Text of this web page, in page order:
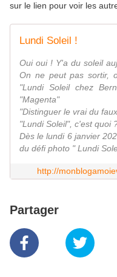
sur le lien pour voir les
Lundi Soleil !
Oui oui ! Y'a du soleil
On ne peut pas sortir,
"Lundi Soleil chez
"Magenta"
"Distinguer le vrai du
"Lundi Soleil", c'est quoi
Dès le lundi 6 janvier
du défi photo " Lundi
http://
Partager